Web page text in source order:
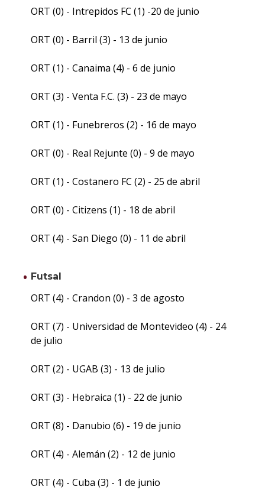
ORT (0) - Intrepidos FC (1) -20 de junio
ORT (0) - Barril (3) - 13 de junio
ORT (1) - Canaima (4) - 6 de junio
ORT (3) - Venta F.C. (3) - 23 de mayo
ORT (1) - Funebreros (2) - 16 de mayo
ORT (0) - Real Rejunte (0) - 9 de mayo
ORT (1) - Costanero FC (2) - 25 de abril
ORT (0) - Citizens (1) - 18 de abril
ORT (4) - San Diego (0) - 11 de abril
Futsal
ORT (4) - Crandon (0) - 3 de agosto
ORT (7) - Universidad de Montevideo (4) - 24
de julio
ORT (2) - UGAB (3) - 13 de julio
ORT (3) - Hebraica (1) - 22 de junio
ORT (8) - Danubio (6) - 19 de junio
ORT (4) - Alemán (2) - 12 de junio
ORT (4) - Cuba (3) - 1 de junio